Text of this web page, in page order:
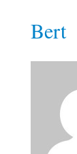
Bert